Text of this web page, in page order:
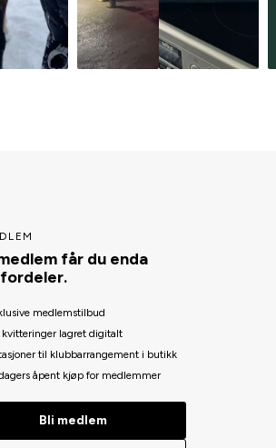
får du enda
medlemstilbud
kvitteringer lagret digitalt
til klubbarrangement i butikk
åpent kjøp for medlemmer
Bli medlem